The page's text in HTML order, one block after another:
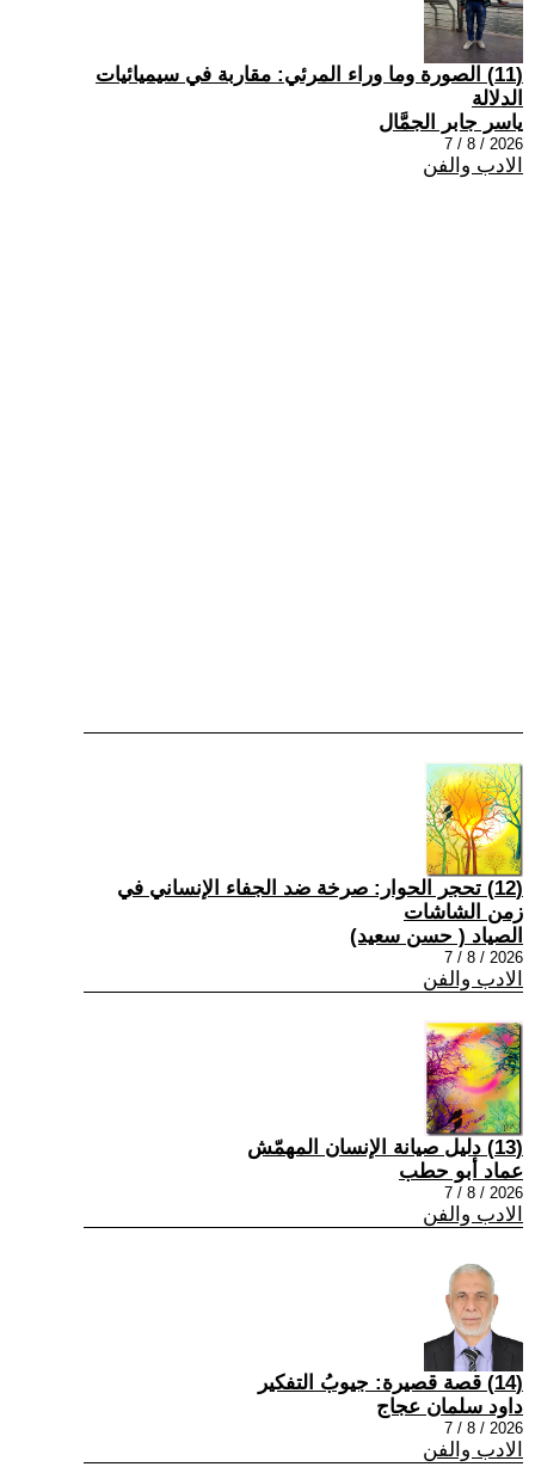
(11) الصورة وما وراء المرئي: مقاربة في سيميائيات
الدلالة
ياسر جابر الجمَّال
2026 / 8 / 7
الادب والفن
(12) تحجر الحوار: صرخة ضد الجفاء الإنساني في
زمن الشاشات
الصياد ‏( حسن سعيد‏)
2026 / 8 / 7
الادب والفن
(13) دليل صيانة الإنسان المهمّش
عماد أبو حطب
2026 / 8 / 7
الادب والفن
(14) قصة قصيرة: جيوبُ التفكير
داود سلمان عجاج
2026 / 8 / 7
الادب والفن